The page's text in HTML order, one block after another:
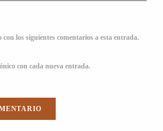
los siguientes comentarios a esta entrada.
con cada nueva entrada.